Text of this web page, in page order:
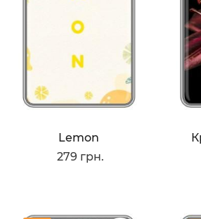
Lemon
279 грн.